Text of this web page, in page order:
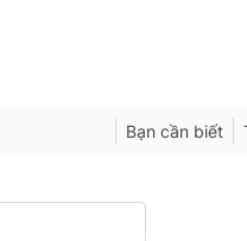
Bạn cần biết